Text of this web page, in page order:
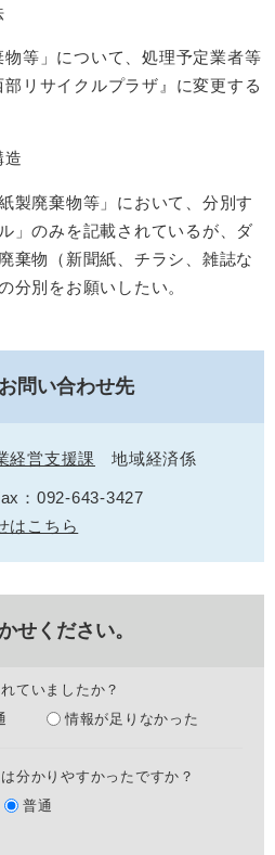
等」について、処理予定業者等
リサイクルプラザ』に変更する
製廃棄物等」において、分別す
」のみを記載されているが、ダ
棄物（新聞紙、チラシ、雑誌な
分別をお願いしたい。
問い合わせ先
経営支援課 地域経済係
：092-643-3427
はこちら
せください。
ていましたか？
情報が足りなかった
分かりやすかったですか？
普通